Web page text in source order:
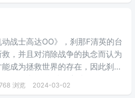
战士高达OO》，刹那F清英的台
，并且对消除战争的执念而认为
成为拯救世界的存在，因此刹那
很有趣而被广泛流传，也是高达
768 浏览 2024-03-02